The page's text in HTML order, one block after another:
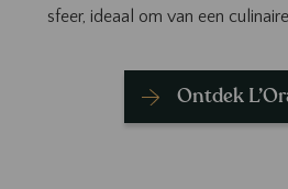
sfeer, ideaal om van een
Ontdek